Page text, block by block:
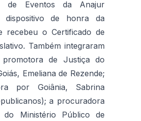
de Eventos da Anajur
dispositivo de honra da
recebeu o Certificado de
Também integraram
de Justiça do
Emeliana de Rezende;
por Goiânia, Sabrina
a procuradora
do Ministério Público de